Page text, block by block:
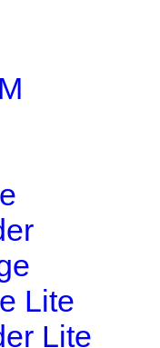
Lite
Lite